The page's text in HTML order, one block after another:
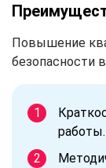
Повышение
безопасности
работы.